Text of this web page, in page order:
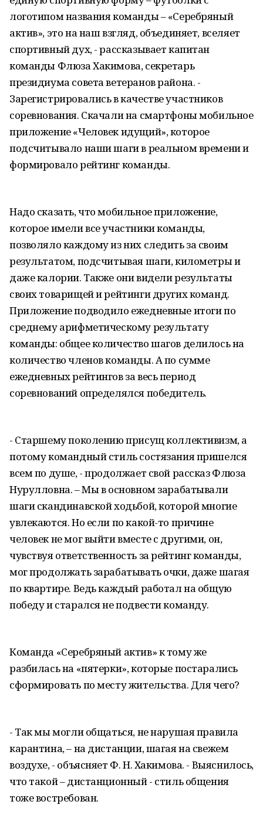
логотипом названия команды – «Серебряный
актив», это на наш взгляд, объединяет, вселяет
спортивный дух, - рассказывает капитан
команды Флюза Хакимова, секретарь
президиума совета ветеранов района. -
Зарегистрировались в качестве участников
соревнования. Скачали на смартфоны мобильное
приложение «Человек идущий», которое
подсчитывало наши шаги в реальном времени и
формировало рейтинг команды.
Надо сказать, что мобильное приложение,
которое имели все участники команды,
позволяло каждому из них следить за своим
результатом, подсчитывая шаги, километры и
даже калории. Также они видели результаты
своих товарищей и рейтинги других команд.
Приложение подводило ежедневные итоги по
среднему арифметическому результату
команды: общее количество шагов делилось на
количество членов команды. А по сумме
ежедневных рейтингов за весь период
соревнований определялся победитель.
- Старшему поколению присущ коллективизм, а
потому командный стиль состязания пришелся
всем по душе, - продолжает свой рассказ Флюза
Нурулловна. – Мы в основном зарабатывали
шаги скандинавской ходьбой, которой многие
увлекаются. Но если по какой-то причине
человек не мог выйти вместе с другими, он,
чувствуя ответственность за рейтинг команды,
мог продолжать зарабатывать очки, даже шагая
по квартире. Ведь каждый работал на общую
победу и старался не подвести команду.
Команда «Серебряный актив» к тому же
разбилась на «пятерки», которые постарались
сформировать по месту жительства. Для чего?
- Так мы могли общаться, не нарушая правила
карантина, – на дистанции, шагая на свежем
воздухе, - объясняет Ф. Н. Хакимова. - Выяснилось,
что такой – дистанционный - стиль общения
тоже востребован.